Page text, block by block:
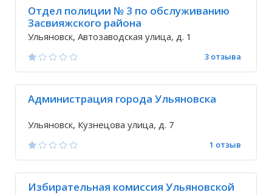
Отдел полиции № 3 по обслуживанию
Засвияжского района
Ульяновск, Автозаводская улица, д. 1
3 отзыва
Администрация города Ульяновска
Ульяновск, Кузнецова улица, д. 7
1 отзыв
Избирательная комиссия Ульяновской